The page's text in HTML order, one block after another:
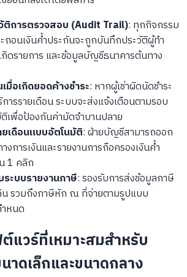
ติการตรวจสอบ (Audit Trail): ทุกกิจกรรม
ะถอนเงินค้ำประกันจะถูกบันทึกประวัติผู้ทำ
กิดรายการ และข้อมูลบัญชีธนาคารต้นทาง
มื่อเกิดยอดค้างชำระ: หากผู้เช่าผิดนัดชำระ
การรายเดือน ระบบจะส่งแจ้งเตือนตามรอบ
ติเพื่อป้องกันค่ามัดจำบานปลาย
เดือนแบบอัตโนมัติ: ฝ่ายบัญชีสามารถออก
การเงินและรายงานการถือครองเงินค้ำ
1 คลิก
ะบบรายงานภาษี: รองรับการส่งข้อมูลภาษี
น รวมถึงภาษีหัก ณ ที่จ่ายตามรูปแบบ
หนด
แวร์ที่เหมาะสมสำหรับ
าดเล็กและขนาดกลาง